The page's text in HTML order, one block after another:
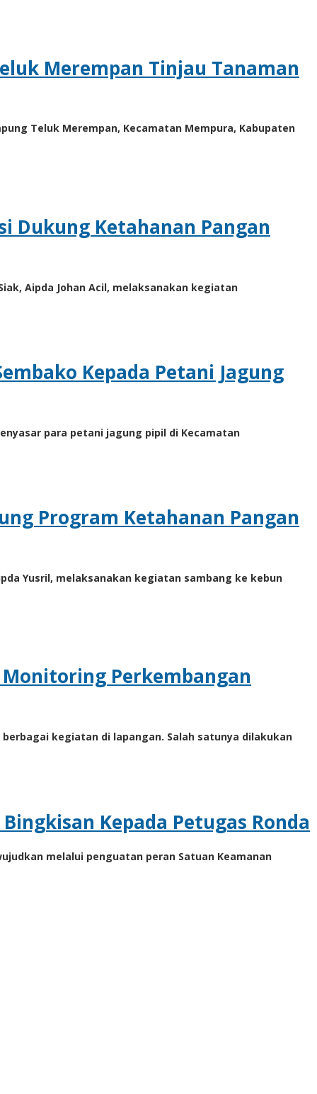
Merempan Tinjau Tanaman
Teluk Merempan, Kecamatan Mempura, Kabupaten
Dukung Ketahanan Pangan
Aipda Johan Acil, melaksanakan kegiatan
Kepada Petani Jagung
para petani jagung pipil di Kecamatan
Program Ketahanan Pangan
Yusril, melaksanakan kegiatan sambang ke kebun
Perkembangan
kegiatan di lapangan. Salah satunya dilakukan
Kepada Petugas Ronda
melalui penguatan peran Satuan Keamanan